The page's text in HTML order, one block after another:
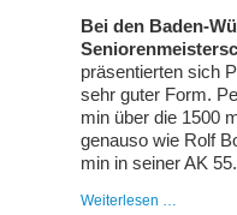
Bei den Baden-
präsentierten sich
sehr guter Form.
min über die 1500
genauso wie Rolf
min in seiner AK 55.
Weiterlesen …